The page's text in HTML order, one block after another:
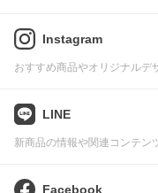
Instagram
おすすめ商品やオリジナルデ
LINE
新商品の情報や関連コンテン
Facebook